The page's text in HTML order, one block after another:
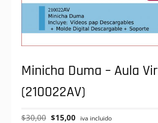
Minicha Duma – Aula
(210022AV)
$30,00 El
$15,00 El
iva incluido